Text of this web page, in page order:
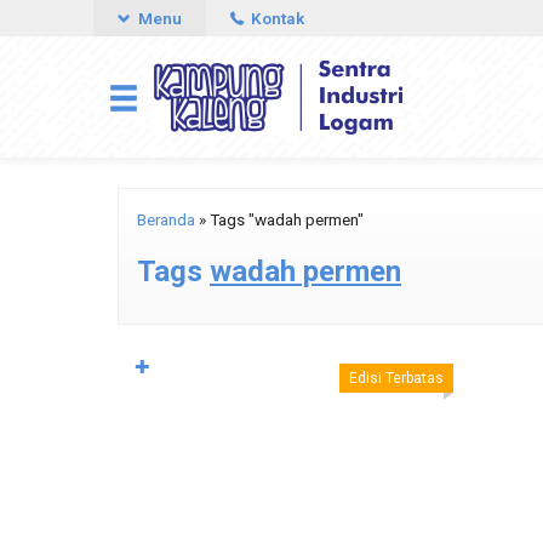
Menu Kontak
Beranda »Tags "wadah permen"
Tags wadah permen
Edisi Terbatas
✚